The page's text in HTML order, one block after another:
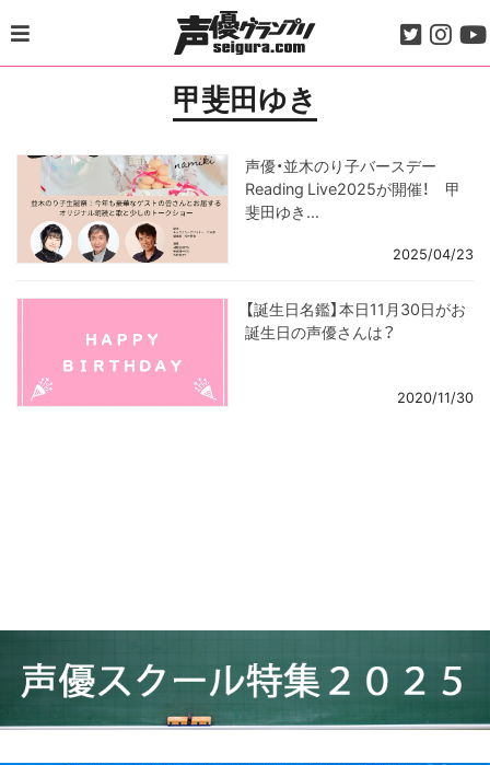
to
content
甲斐田ゆき
声優・並木のり子バースデー
Reading Live2025が開催！ 甲
斐田ゆき...
2025/04/23
【誕生日名鑑】本日11月30日がお
誕生日の声優さんは？
2020/11/30